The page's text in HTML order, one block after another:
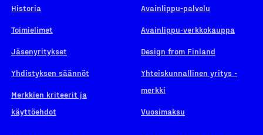
Historia
Toimielimet
Jäsenyritykset
Yhdistyksen säännöt
Merkkien kriteerit ja
käyttöehdot
Avainlippu-palvelu
Avainlippu-verkkokauppa
Design from Finland
Yhteiskunnallinen yritys -
merkki
Vuosimaksu